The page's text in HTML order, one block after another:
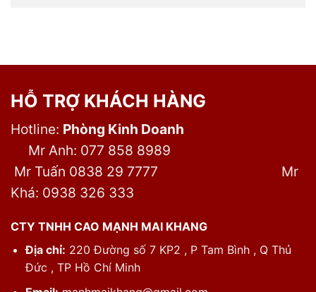
HỖ TRỢ KHÁCH HÀNG
Hotline: Phòng Kinh Doanh
Mr Anh: 077 858 8989
Mr Tuấn 0838 29 7777 Mr
Khá: 0938 326 333
CTY TNHH CAO MẠNH MAI KHANG
Địa chỉ: 220 Đường số 7 KP2 , P Tam Bình , Q Thủ
Đức , TP Hồ Chí Minh